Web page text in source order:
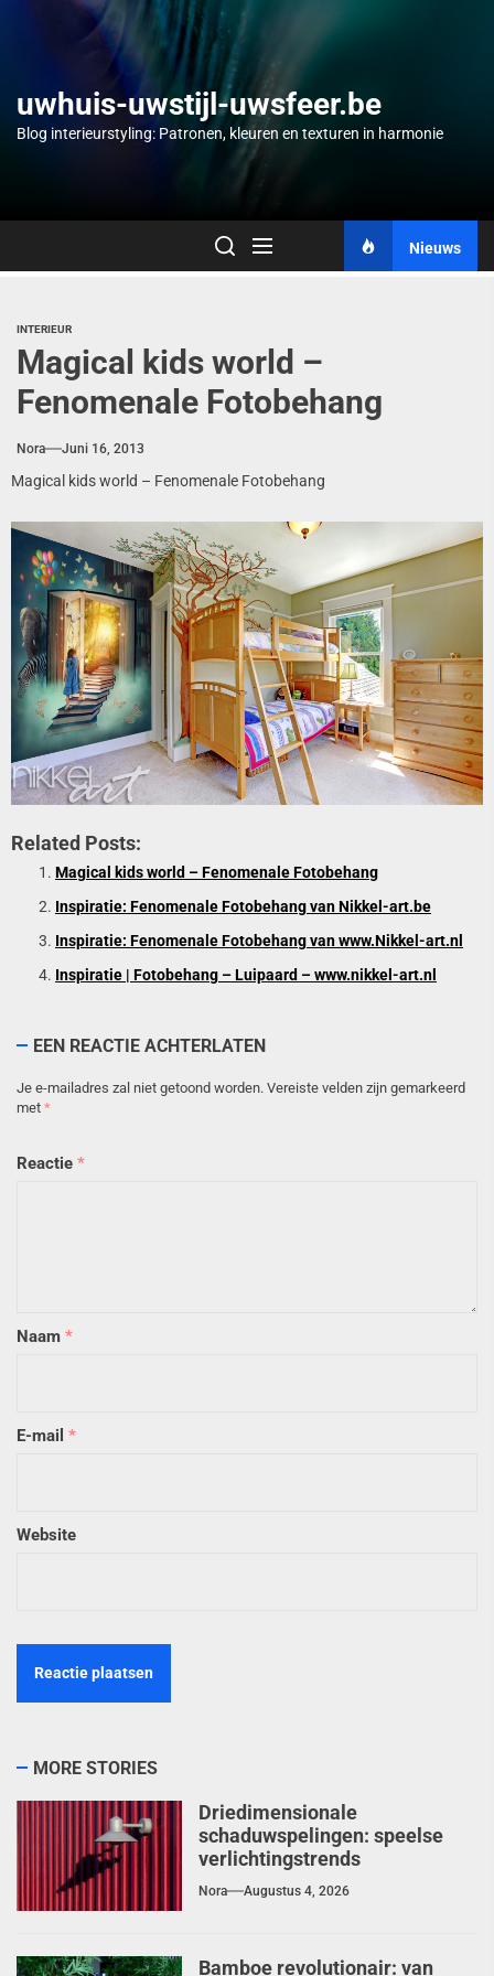
uwhuis-uwstijl-uwsfeer.be
Blog interieurstyling: Patronen, kleuren en texturen in harmonie
Nieuws
INTERIEUR
Magical kids world –
Fenomenale Fotobehang
Nora Juni 16, 2013
Magical kids world – Fenomenale Fotobehang
Related Posts:
Magical kids world – Fenomenale Fotobehang
Inspiratie: Fenomenale Fotobehang van Nikkel-art.be
Inspiratie: Fenomenale Fotobehang van www.Nikkel-art.nl
Inspiratie | Fotobehang – Luipaard – www.nikkel-art.nl
EEN REACTIE ACHTERLATEN
Je e-mailadres zal niet getoond worden. Vereiste velden zijn gemarkeerd
met *
Reactie *
Naam *
E-mail *
Website
MORE STORIES
Driedimensionale
schaduwspelingen: speelse
verlichtingstrends
Nora Augustus 4, 2026
Bamboe revolutionair: van